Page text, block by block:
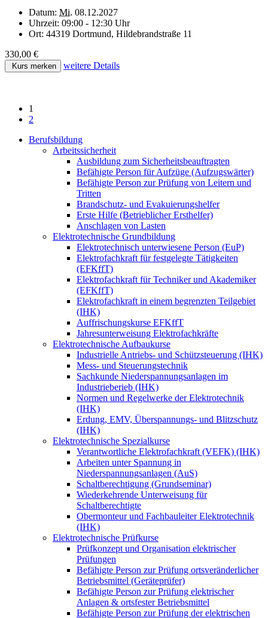
Datum: Mi. 08.12.2027
Uhrzeit: 09:00 - 12:30 Uhr
Ort: 44319 Dortmund, Hildebrandstraße 11
330,00 €
Kurs merken weitere Details
1
2
Berufsbildung
Arbeitssicherheit
Ausbildung zum Sicherheitsbeauftragten
Befähigte Person für Aufzüge (Aufzugswärter)
Befähigte Person zur Prüfung von Leitern und
Tritten
Brandschutz- und Evakuierungshelfer
Erste Hilfe (Betrieblicher Ersthelfer)
Anschlagen von Lasten
Elektrotechnische Grundbildung
Elektrotechnisch unterwiesene Person (EuP)
Elektrofachkraft für festgelegte Tätigkeiten
(EFKffT)
Elektrofachkraft für Techniker und Akademiker
(EFKffT)
Elektrofachkraft in einem begrenzten Teilgebiet
(IHK)
Auffrischungskurse EFKffT
Jahresunterweisung Elektrofachkräfte
Elektrotechnische Aufbaukurse
Industrielle Antriebs- und Schützsteuerung (IHK)
Mess- und Steuerungstechnik
Sachkunde Niederspannungsanlagen im
Industrieberieb (IHK)
Normen und Regelwerke der Elektrotechnik
(IHK)
Erdung, EMV, Überspannungs- und Blitzschutz
(IHK)
Elektrotechnische Spezialkurse
Verantwortliche Elektrofachkraft (VEFK) (IHK)
Arbeiten unter Spannung in
Niederspannungsanlagen (AuS)
Schaltberechtigung (Grundseminar)
Wiederkehrende Unterweisung für
Schaltberechtigte
Obermonteur und Fachbauleiter Elektrotechnik
(IHK)
Elektrotechnische Prüfkurse
Prüfkonzept und Organisation elektrischer
Prüfungen
Befähigte Person zur Prüfung ortsveränderlicher
Betriebsmittel (Geräteprüfer)
Befähigte Person zur Prüfung elektrischer
Anlagen & ortsfester Betriebsmittel
Befähigte Person zur Prüfung der elektrischen